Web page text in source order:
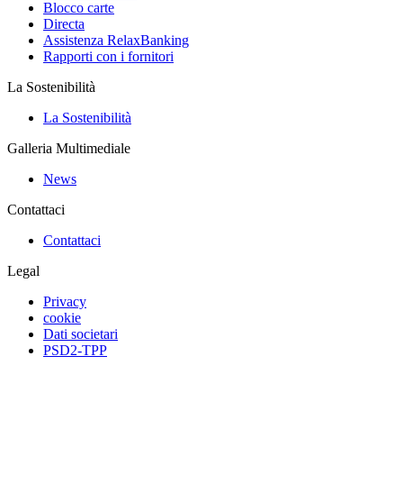
Blocco carte
Directa
Assistenza RelaxBanking
Rapporti con i fornitori
La Sostenibilità
La Sostenibilità
Galleria Multimediale
News
Contattaci
Contattaci
Legal
Privacy
cookie
Dati societari
PSD2-TPP